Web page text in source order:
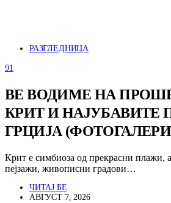
РАЗГЛЕДНИЦА
91
ВЕ ВОДИМЕ НА
КРИТ И НАЈУБАВИТЕ
ГРЦИЈА
Крит е симбиоза од прекрасни плажи,
пејзажи, живописни градови…
ЧИТАЈ БЕ
АВГУСТ 7, 2026